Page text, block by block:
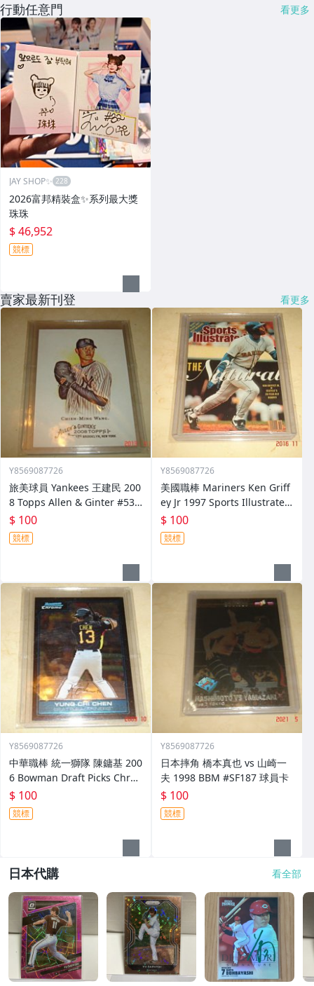
行動任意門 看更多
JAY SHOP✨
2026富邦精裝盒✨系列最大獎
珠珠
$ 46,952
競標
賣家最新刊登 看更多
Y8569087726
旅美球員 Yankees 王建民 200
8 Topps Allen & Ginter #53
球員卡
$ 100
競標
Y8569087726
美國職棒 Mariners Ken Griff
ey Jr 1997 Sports Illustrated
#172球員卡
$ 100
競標
Y8569087726
中華職棒 統一獅隊 陳鏞基 200
6 Bowman Draft Picks Chro
me #FG30 球員卡
$ 100
競標
Y8569087726
日本摔角 橋本真也 vs 山崎一
夫 1998 BBM #SF187 球員卡
$ 100
競標
日本代購 看全部